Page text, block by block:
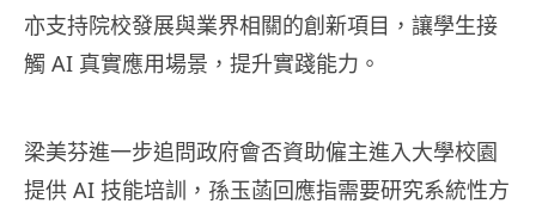
亦支持院校發展與業界相關的創新項目，讓學生接
觸 AI 真實應用場景，提升實踐能力。
梁美芬進一步追問政府會否資助僱主進入大學校園
提供 AI 技能培訓，孫玉菡回應指需要研究系統性方